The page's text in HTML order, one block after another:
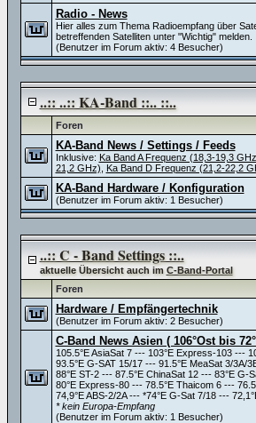
Radio - News
Hier alles zum Thema Radioempfang über
betreffenden Satelliten unter "Wichtig" melden.
(Benutzer im Forum aktiv: 4 Besucher)
..:: ..:: KA-Band ::.. ::..
Foren
KA-Band News / Settings / Feeds
Inklusive: Ka Band A Frequenz (18,3-19,3
21,2 GHz)
Ka Band D Frequenz (21,2-22,2
KA-Band Hardware / Konfiguration
(Benutzer im Forum aktiv: 1 Besucher)
..:: C - Band Settings ::..
aktuelle Übersicht auch im C-Band-Portal
Foren
Hardware / Empfängertechnik
(Benutzer im Forum aktiv: 2 Besucher)
C-Band News Asien ( 106°Ost bis
105.5°E AsiaSat 7 --- 103°E Express-103 ---
93.5°E G-SAT 15/17 --- 91.5°E MeaSat 3/3A/
88°E ST-2 --- 87.5°E ChinaSat 12 --- 83°E G-
80°E Express-80 --- 78.5°E Thaicom 6 ---
74,9°E ABS-2/2A --- *74°E G-Sat 7/18 ---
* kein Europa-Empfang
(Benutzer im Forum aktiv: 1 Besucher)